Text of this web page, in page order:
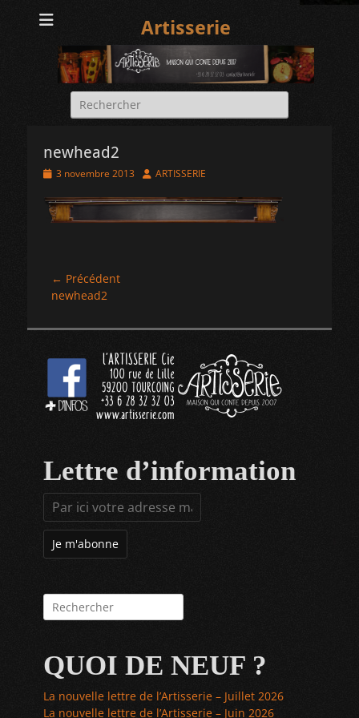
Artisserie
Rechercher :
newhead2
Posted
3 novembre 2013 Author
ARTISSERIE
Navigation
de
← Précédent
Article
newhead2
Lettre d’information
Rechercher :
QUOI DE NEUF ?
La nouvelle lettre de l’Artisserie – Juillet 2026
La nouvelle lettre de l’Artisserie – Juin 2026